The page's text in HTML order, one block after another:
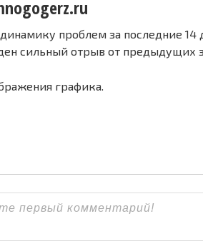
проблем за последние 14
сильный отрыв от предыдущих
графика.